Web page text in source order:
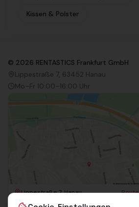
Kissen & Polster
© 2026 RENTASTICS Frankfurt GmbH
Lippestraße 7, 63452 Hanau
Mo–Fr 10:00–16:00 Uhr
Lippestraße 7, Hanau Route